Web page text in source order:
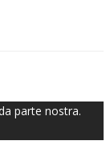
parte nostra.